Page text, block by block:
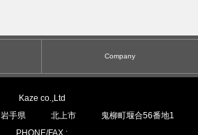
Company
Kaze co.,Ltd
岩手県 北上市
鬼柳町堰合56番地1
PHONE/FAX :